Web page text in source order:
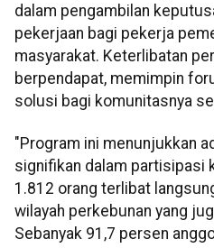
dalam pengambilan
pekerjaan bagi pekerja
masyarakat. Keterlibatan
berpendapat, memimpin
solusi bagi komunitasnya
"Program ini menunjukkan
signifikan dalam partisipasi
1.812 orang terlibat
wilayah perkebunan yang
Sebanyak 91,7 persen